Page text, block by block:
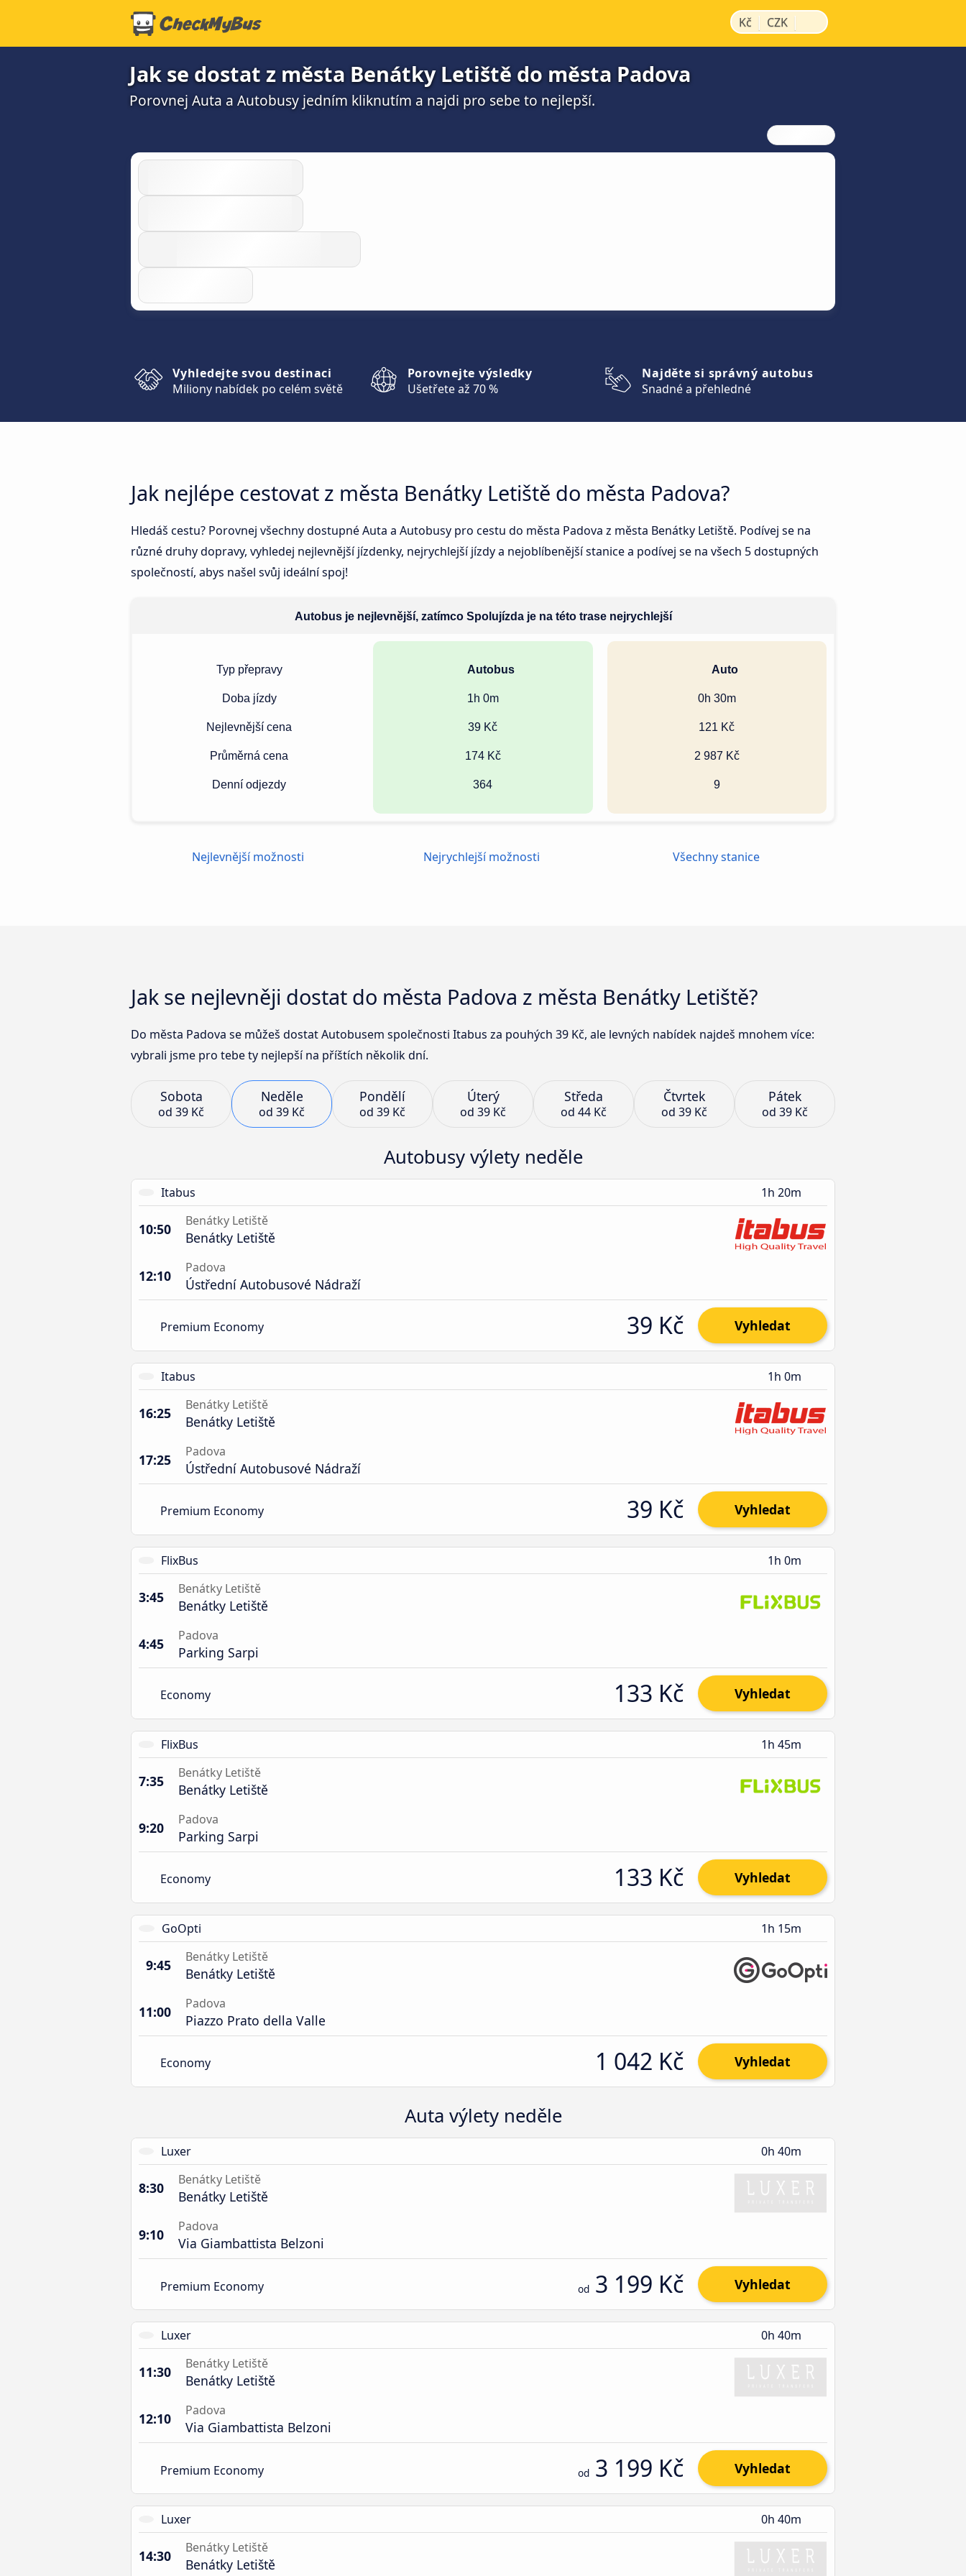
Kč | CZK |
Jak se dostat z města Benátky Letiště do města Padova
Porovnej Auta a Autobusy jedním kliknutím a najdi pro sebe to nejlepší.
Vyhledejte svou destinaci
Miliony nabídek po celém světě
Porovnejte výsledky
Ušetřete až 70 %
Najděte si správný autobus
Snadné a přehledné
Jak nejlépe cestovat z města Benátky Letiště do města Padova?
Hledáš cestu? Porovnej všechny dostupné Auta a Autobusy pro cestu do města Padova z města Benátky Letiště. Podívej se na
různé druhy dopravy, vyhledej nejlevnější jízdenky, nejrychlejší jízdy a nejoblíbenější stanice a podívej se na všech 5 dostupných
společností, abys našel svůj ideální spoj!
Autobus je nejlevnější, zatímco Spolujízda je na této trase nejrychlejší
Typ přepravy
Doba jízdy
Nejlevnější cena
Průměrná cena
Denní odjezdy
Autobus
1h 0m
39 Kč
174 Kč
364
Auto
0h 30m
121 Kč
2 987 Kč
9
Nejlevnější možnosti Nejrychlejší možnosti Všechny stanice
Jak se nejlevněji dostat do města Padova z města Benátky Letiště?
Do města Padova se můžeš dostat Autobusem společnosti Itabus za pouhých 39 Kč, ale levných nabídek najdeš mnohem více:
vybrali jsme pro tebe ty nejlepší na příštích několik dní.
Sobota
od 39 Kč
Neděle
od 39 Kč
Pondělí
od 39 Kč
Úterý
od 39 Kč
Středa
od 44 Kč
Čtvrtek
od 39 Kč
Pátek
od 39 Kč
Autobusy výlety neděle
Itabus 1h 20m
10:50 Benátky Letiště
Benátky Letiště
12:10 Padova
Ústřední Autobusové Nádraží
Premium Economy 39 Kč Vyhledat
Itabus 1h 0m
16:25 Benátky Letiště
Benátky Letiště
17:25 Padova
Ústřední Autobusové Nádraží
Premium Economy 39 Kč Vyhledat
FlixBus 1h 0m
3:45 Benátky Letiště
Benátky Letiště
4:45 Padova
Parking Sarpi
Economy 133 Kč Vyhledat
FlixBus 1h 45m
7:35 Benátky Letiště
Benátky Letiště
9:20 Padova
Parking Sarpi
Economy 133 Kč Vyhledat
GoOpti 1h 15m
9:45 Benátky Letiště
Benátky Letiště
11:00 Padova
Piazzo Prato della Valle
Economy 1 042 Kč Vyhledat
Auta výlety neděle
Luxer 0h 40m
8:30 Benátky Letiště
Benátky Letiště
9:10 Padova
Via Giambattista Belzoni
Premium Economy od 3 199 Kč Vyhledat
Luxer 0h 40m
11:30 Benátky Letiště
Benátky Letiště
12:10 Padova
Via Giambattista Belzoni
Premium Economy od 3 199 Kč Vyhledat
Luxer 0h 40m
14:30 Benátky Letiště
Benátky Letiště